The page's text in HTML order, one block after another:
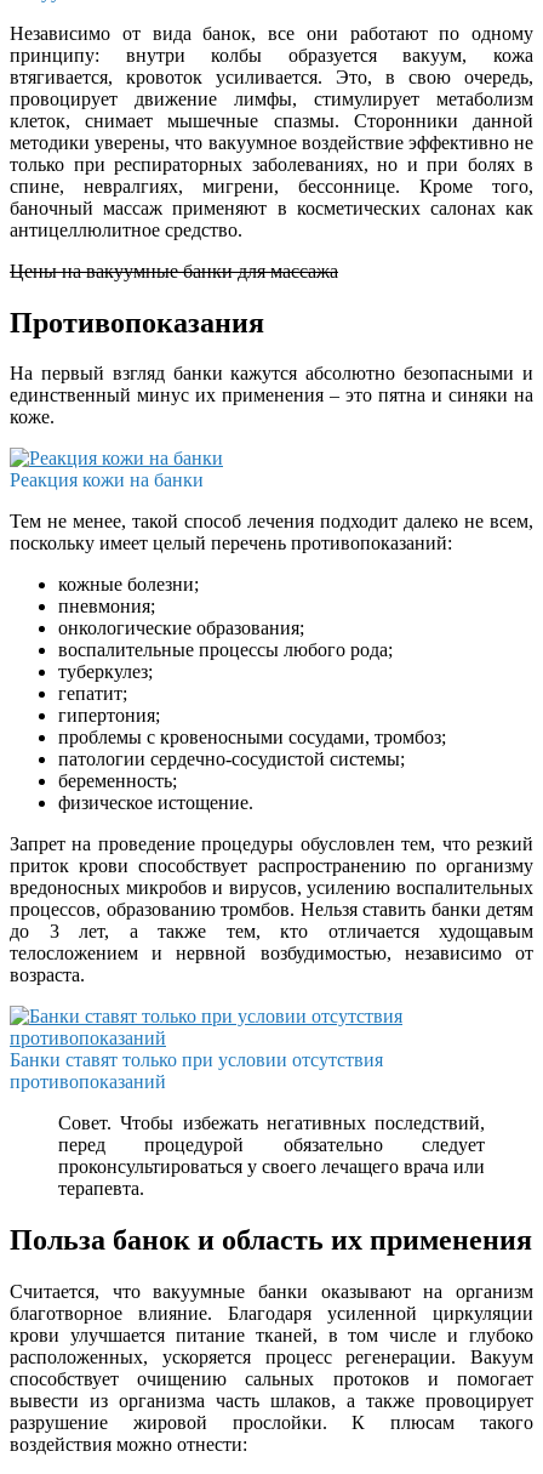
Независимо от вида банок, все они работают по одному
принципу: внутри колбы образуется вакуум, кожа
втягивается, кровоток усиливается. Это, в свою очередь,
провоцирует движение лимфы, стимулирует метаболизм
клеток, снимает мышечные спазмы. Сторонники данной
методики уверены, что вакуумное воздействие эффективно не
только при респираторных заболеваниях, но и при болях в
спине, невралгиях, мигрени, бессоннице. Кроме того,
баночный массаж применяют в косметических салонах как
антицеллюлитное средство.
Цены на вакуумные банки для массажа
Противопоказания
На первый взгляд банки кажутся абсолютно безопасными и
единственный минус их применения – это пятна и синяки на
коже.
Реакция кожи на банки
Тем не менее, такой способ лечения подходит далеко не всем,
поскольку имеет целый перечень противопоказаний:
кожные болезни;
пневмония;
онкологические образования;
воспалительные процессы любого рода;
туберкулез;
гепатит;
гипертония;
проблемы с кровеносными сосудами, тромбоз;
патологии сердечно-сосудистой системы;
беременность;
физическое истощение.
Запрет на проведение процедуры обусловлен тем, что резкий
приток крови способствует распространению по организму
вредоносных микробов и вирусов, усилению воспалительных
процессов, образованию тромбов. Нельзя ставить банки детям
до 3 лет, а также тем, кто отличается худощавым
телосложением и нервной возбудимостью, независимо от
возраста.
Банки ставят только при условии отсутствия
противопоказаний
Совет. Чтобы избежать негативных последствий,
перед процедурой обязательно следует
проконсультироваться у своего лечащего врача или
терапевта.
Польза банок и область их применения
Считается, что вакуумные банки оказывают на организм
благотворное влияние. Благодаря усиленной циркуляции
крови улучшается питание тканей, в том числе и глубоко
расположенных, ускоряется процесс регенерации. Вакуум
способствует очищению сальных протоков и помогает
вывести из организма часть шлаков, а также провоцирует
разрушение жировой прослойки. К плюсам такого
воздействия можно отнести: